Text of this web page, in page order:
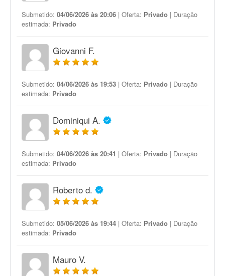
Submetido: 04/06/2026 às 20:06 | Oferta: Privado | Duração
estimada: Privado
Giovanni F.
Submetido: 04/06/2026 às 19:53 | Oferta: Privado | Duração
estimada: Privado
Dominiqui A.
Submetido: 04/06/2026 às 20:41 | Oferta: Privado | Duração
estimada: Privado
Roberto d.
Submetido: 05/06/2026 às 19:44 | Oferta: Privado | Duração
estimada: Privado
Mauro V.